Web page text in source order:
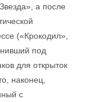
а после
(«Крокодил»,
под
для открыток
наконец,
с